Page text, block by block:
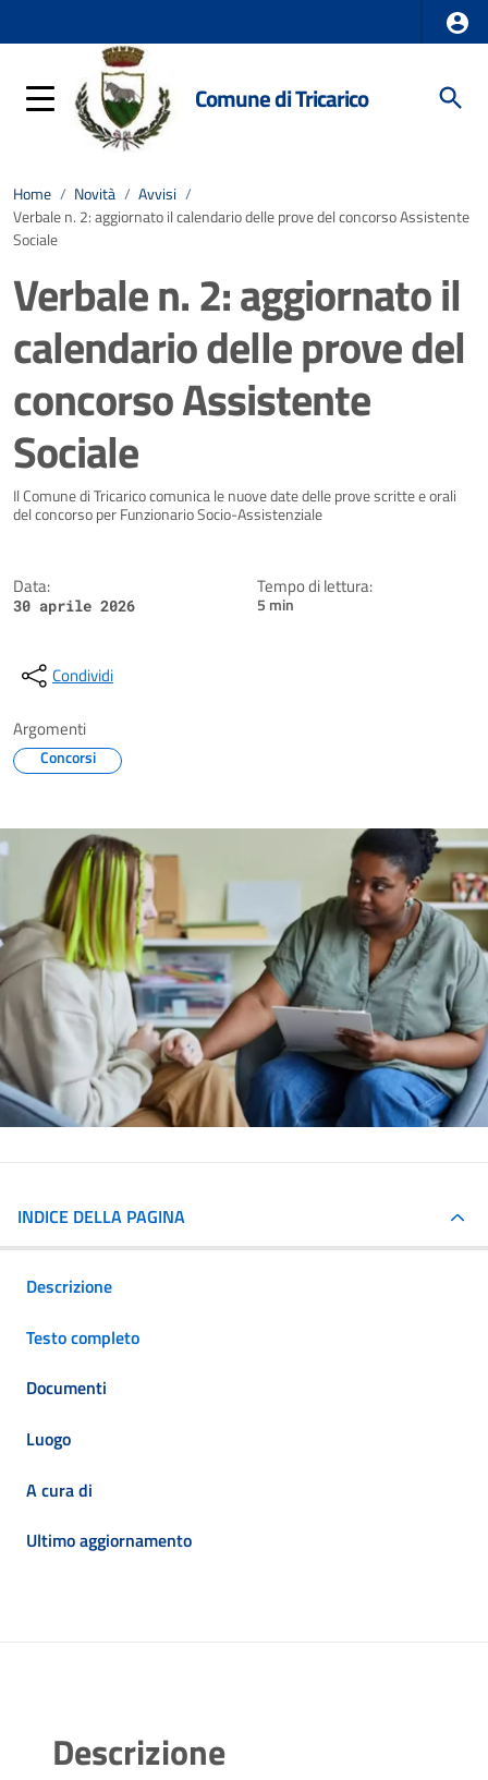
Comune di Tricarico
Home / Novità / Avvisi /
Verbale n. 2: aggiornato il calendario delle prove del concorso Assistente
Sociale
Verbale n. 2: aggiornato il
calendario delle prove del
concorso Assistente
Sociale
Dettagli della notizia
Il Comune di Tricarico comunica le nuove date delle prove scritte e orali
del concorso per Funzionario Socio-Assistenziale
Data:
30 aprile 2026
Tempo di lettura:
5 min
Condividi
Argomenti
Concorsi
INDICE DELLA PAGINA
Descrizione
Testo completo
Documenti
Luogo
A cura di
Ultimo aggiornamento
Descrizione